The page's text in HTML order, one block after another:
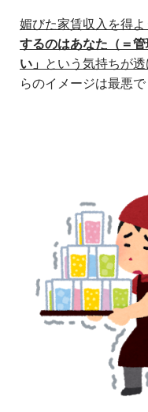
媚びた家賃収入を得
するのはあなた（＝
い」 という気持ちが透
らのイメージは最悪で